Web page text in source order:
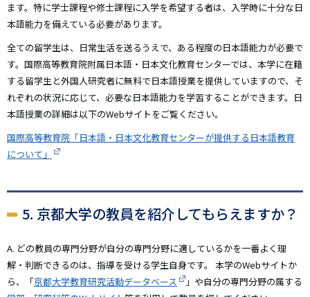
ます。特に学士課程や修士課程に入学を希望する者は、入学時に十分な日
本語能力を備えている必要があります。
全ての留学生は、日常生活を送るうえで、ある程度の日本語能力が必要で
す。 国際高等教育院附属日本語・日本文化教育センターでは、本学に在籍
する留学生と外国人研究者に無料で日本語授業を提供していますので、そ
れぞれの状況に応じて、必要な日本語能力を学習することができます。日
本語授業の詳細は以下のWebサイトをご覧ください。
国際高等教育院「日本語・日本文化教育センターが提供する日本語教育
について」
5. 京都大学の教員を紹介してもらえますか？
A. どの教員の専門分野が自分の専門分野に適しているかを一番よく理
解・判断できるのは、指導を受ける学生自身です。 本学のWebサイトか
ら、「京都大学教育研究活動データベース
」や自分の専門分野の属する